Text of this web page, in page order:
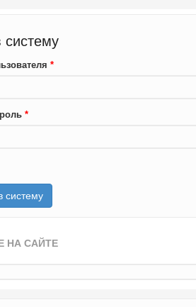
систему
*
*
НА САЙТЕ